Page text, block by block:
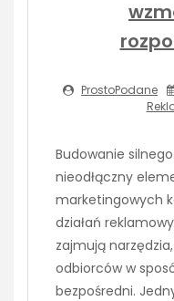
ProstoPodane
Budowanie
nieodłączny
marketingowych
działań
zajmują
odbiorców w
bezpośredni.